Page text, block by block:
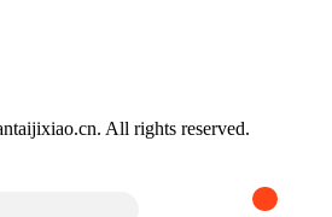
All rights reserved.